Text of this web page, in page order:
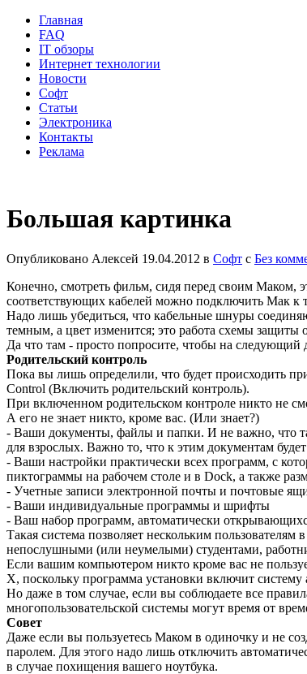
Главная
FAQ
IT обзоры
Интернет технологии
Новости
Софт
Статьи
Электроника
Контакты
Реклама
Большая картинка
Опубликовано Алексей 19.04.2012 в Софт с Без
Конечно, смотреть фильм, сидя перед своим Маком,
соответствующих кабелей можно подключить Мак к
Надо лишь убедиться, что кабельные шнуры
темным, а цвет изменится; это работа схемы
Да что там - просто попросите, чтобы на
Pодительский контроль
Пока вы лишь определили, что будет происходить
Control (Включить родительский контроль).
При включенном родительском контроле никто не
А его не знает никто, кроме вас. (Или знает?)
- Ваши документы, файлы и папки. И не важно, что
для взрослых. Важно то, что к этим документам
- Ваши настройки практически всех программ, с
пиктограммы на рабочем столе и в Dock, а также
- Учетные записи электронной почты и почтовые
- Ваши индивидуальные программы и шрифты
- Ваш набор программ, автоматически
Такая система позволяет нескольким
непослушными (или неумелыми) студентами,
Если вашим компьютером никто кроме вас не
X, поскольку программа установки включит систему
Но даже в том случае, если вы соблюдаете все
многопользовательской системы могут время от
Совет
Даже если вы пользуетесь Маком в одиночку и не
паролем. Для этого надо лишь отключить
в случае похищения вашего ноутбука.